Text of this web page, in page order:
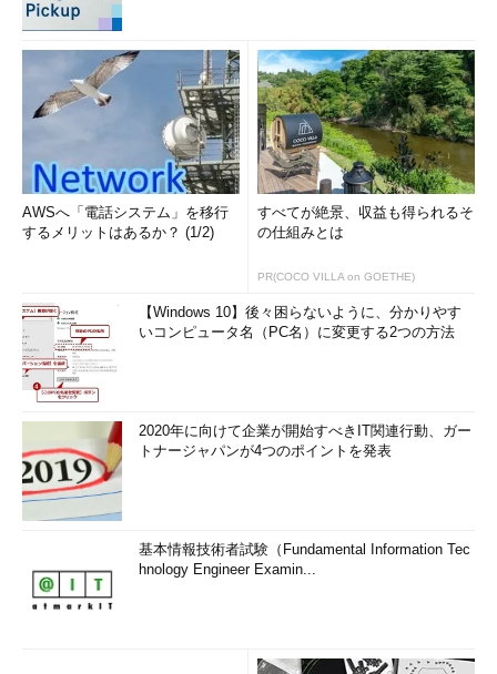
AWSへ「電話システム」を移行
するメリットはあるか？ (1/2)
すべてが絶景、収益も得られるそ
の仕組みとは
PR(COCO VILLA on GOETHE)
【Windows 10】後々困らないように、分かりやす
いコンピュータ名（PC名）に変更する2つの方法
2020年に向けて企業が開始すべきIT関連行動、ガー
トナージャパンが4つのポイントを発表
基本情報技術者試験（Fundamental Information Tec
hnology Engineer Examin...